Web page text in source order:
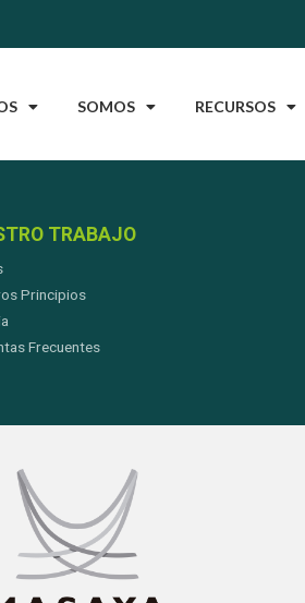
SOMOS RECURSOS
TRABAJO
Principios
Frecuentes